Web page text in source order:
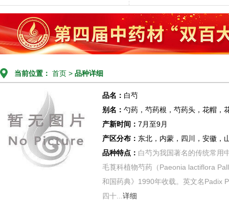
当前位置： 首页 > 品种详细
品名： 白芍
别名： 勺药，芍药根，芍药头，花帽，
产新时间： 7月至9月
产区分布： 东北，内蒙，四川，安徽，
品种特点： 白芍为我国著名的传统常用
毛莨科植物芍药（Paeonia lactiflora
和国药典》1990年收载。英文名Padix
四十... 详细